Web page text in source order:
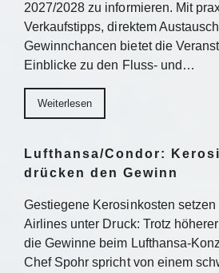
2027/2028 zu informieren. Mit
Verkaufstipps, direktem
Gewinnchancen bietet die
Einblicke zu den Fluss- und…
Weiterlesen
Lufthansa/Condor:
drücken den Gewinn
Gestiegene Kerosinkosten
Airlines unter Druck: Trotz
die Gewinne beim Lufthansa-
Chef Spohr spricht von einem